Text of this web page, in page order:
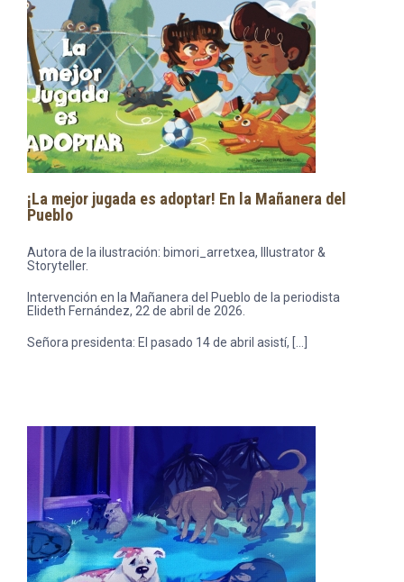
¡La mejor jugada es adoptar! En la Mañanera del
Pueblo
Autora de la ilustración: bimori_arretxea, Illustrator &
Storyteller.
Intervención en la Mañanera del Pueblo de la periodista
Elideth Fernández, 22 de abril de 2026.
Señora presidenta: El pasado 14 de abril asistí, […]